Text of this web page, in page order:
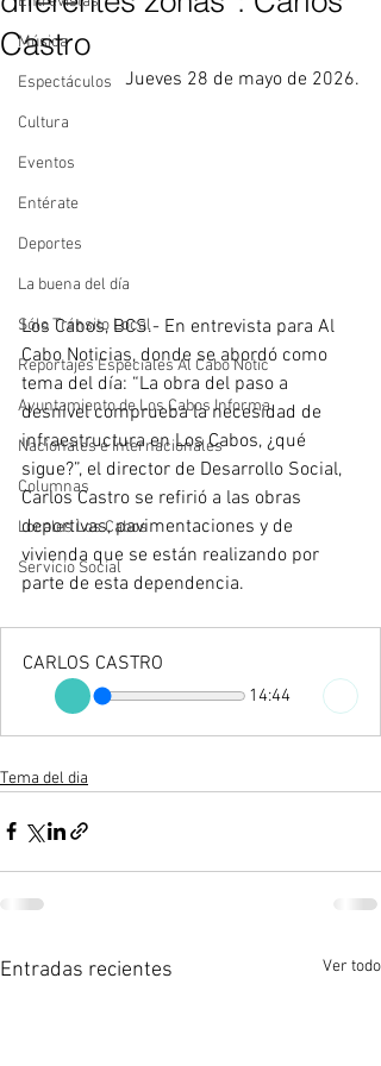
Música
Espectáculos
Cultura
Eventos
Entérate
Deportes
La buena del día
Sólo Tránsito Local
Reportajes Especiales Al Cabo Notic
Ayuntamiento de Los Cabos Informa
Nacionales e Internacionales
Columnas
Locales Los Cabos
Servicio Social
Castro
Jueves 28 de mayo de 2026.
Los Cabos, BCS.- En entrevista para Al
Cabo Noticias, donde se abordó como
tema del día: “La obra del paso a
desnivel comprueba la necesidad de
infraestructura en Los Cabos, ¿qué
sigue?”, el director de Desarrollo Social,
Carlos Castro se refirió a las obras
deportivas, pavimentaciones y de
vivienda que se están realizando por
parte de esta dependencia.
CARLOS CASTRO
14:44
Tema del dia
Entradas recientes Ver todo